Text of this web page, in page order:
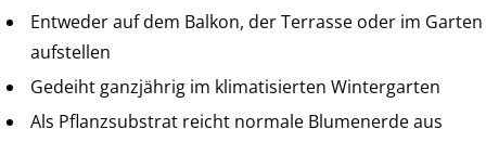
Entweder auf dem Balkon, der Terrasse oder im Garten
aufstellen
Gedeiht ganzjährig im klimatisierten Wintergarten
Als Pflanzsubstrat reicht normale Blumenerde aus